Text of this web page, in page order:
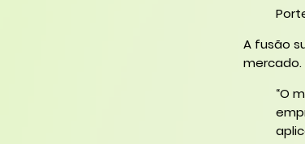
A fusão
mercado.
“O